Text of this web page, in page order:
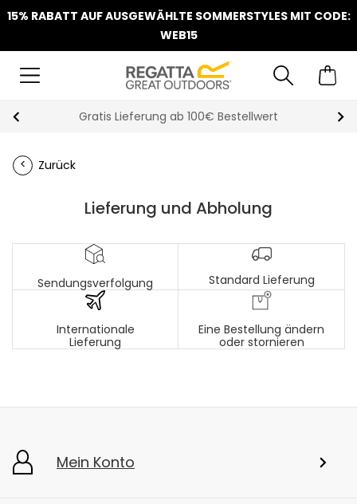
15% RABATT AUF AUSGEWÄHLTE SOMMERSTYLES MIT CODE:
WEB15
Gratis Lieferung ab 100€ Bestellwert
Zurück
Lieferung und Abholung
Sendungsverfolgung Standard Lieferung
Internationale
Lieferung
Eine Bestellung ändern
oder stornieren
Mein Konto